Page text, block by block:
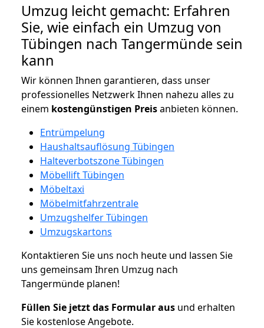
Umzug leicht gemacht: Erfahren
Sie, wie einfach ein Umzug von
Tübingen nach Tangermünde sein
kann
Wir können Ihnen garantieren, dass unser
professionelles Netzwerk Ihnen nahezu alles zu
einem kostengünstigen Preisanbieten können.
Entrümpelung
Haushaltsauflösung Tübingen
Halteverbotszone Tübingen
Möbellift Tübingen
Möbeltaxi
Möbelmitfahrzentrale
Umzugshelfer Tübingen
Umzugskartons
Kontaktieren Sie uns noch heute und lassen Sie
uns gemeinsam Ihren Umzug nach
Tangermünde planen!
Füllen Sie jetzt das Formular aus und erhalten
Sie kostenlose Angebote.